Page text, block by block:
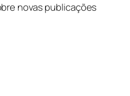
novas publicações